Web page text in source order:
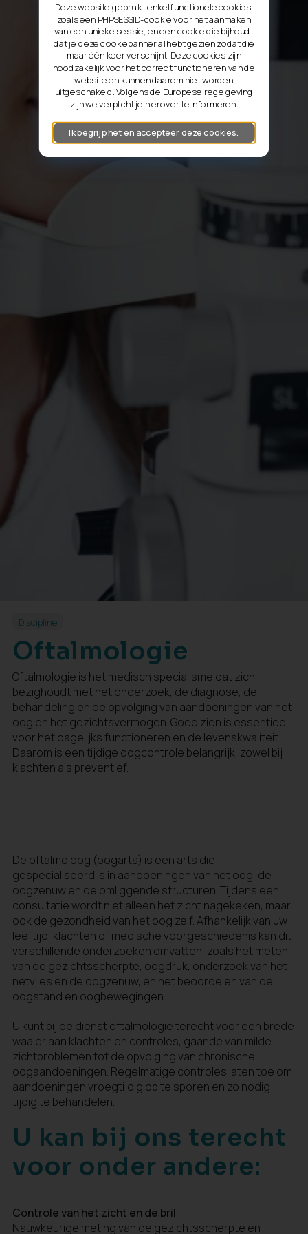
Discipline
Oftalmologie
Oftalmologie is het medisch specialisme dat zich
bezighoudt met het onderzoek, de diagnose, de
behandeling en de opvolging van aandoeningen van het
oog en het gezichtsvermogen. Goed zien is essentieel
voor het dagelijks functioneren en de levenskwaliteit.
Daarom is een tijdige oogcontrole belangrijk, zowel bij
klachten als preventief.
De oftalmoloog (oogarts) is een arts die
gespecialiseerd is in aandoeningen van het oog, de
oogzenuw en de omliggende structuren. Tijdens een
consultatie wordt niet alleen het zicht nagekeken, maar
ook de gezondheid van het oog zelf. Afhankelijk van uw
leeftijd, klachten of medische voorgeschiedenis kan dit
verschillende onderzoeken omvatten, zoals het meten
van de gezichtsscherpte, oogdruk, onderzoek van het
netvlies en de oogzenuw, en het beoordelen van de
oogstand en oogbewegingen.
U kunt bij de dienst oftalmologie terecht voor een brede
waaier aan klachten en controles, gaande van milde
zichtproblemen tot de opvolging van chronische
oogaandoeningen. Regelmatige controles laten toe om
aandoeningen vroegtijdig op te sporen en zo nodig
tijdig te behandelen.
U kan bij ons terecht
voor onder andere:
Controle van het zicht en de bril
Nauwkeurige meting van de gezichtsscherpte en
Deze website gebruikt enkel functionele cookies,
zoals een PHPSESSID-cookie voor het aanmaken
van een unieke sessie, en een cookie die bijhoudt
dat je deze cookiebanner al hebt gezien zodat die
maar één keer verschijnt. Deze cookies zijn
noodzakelijk voor het correct functioneren van de
website en kunnen daarom niet worden
uitgeschakeld. Volgens de Europese regelgeving
zijn we verplicht je hierover te informeren.
Ik begrijp het en accepteer deze cookies.